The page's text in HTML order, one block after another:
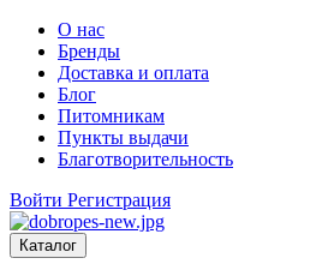
О нас
Бренды
Доставка и оплата
Блог
Питомникам
Пункты выдачи
Благотворительность
Войти Регистрация
Каталог